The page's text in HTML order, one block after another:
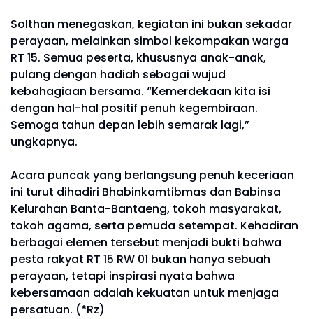
Solthan menegaskan, kegiatan ini bukan sekadar
perayaan, melainkan simbol kekompakan warga
RT 15. Semua peserta, khususnya anak-anak,
pulang dengan hadiah sebagai wujud
kebahagiaan bersama. “Kemerdekaan kita isi
dengan hal-hal positif penuh kegembiraan.
Semoga tahun depan lebih semarak lagi,”
ungkapnya.
Acara puncak yang berlangsung penuh keceriaan
ini turut dihadiri Bhabinkamtibmas dan Babinsa
Kelurahan Banta-Bantaeng, tokoh masyarakat,
tokoh agama, serta pemuda setempat. Kehadiran
berbagai elemen tersebut menjadi bukti bahwa
pesta rakyat RT 15 RW 01 bukan hanya sebuah
perayaan, tetapi inspirasi nyata bahwa
kebersamaan adalah kekuatan untuk menjaga
persatuan. (*Rz)